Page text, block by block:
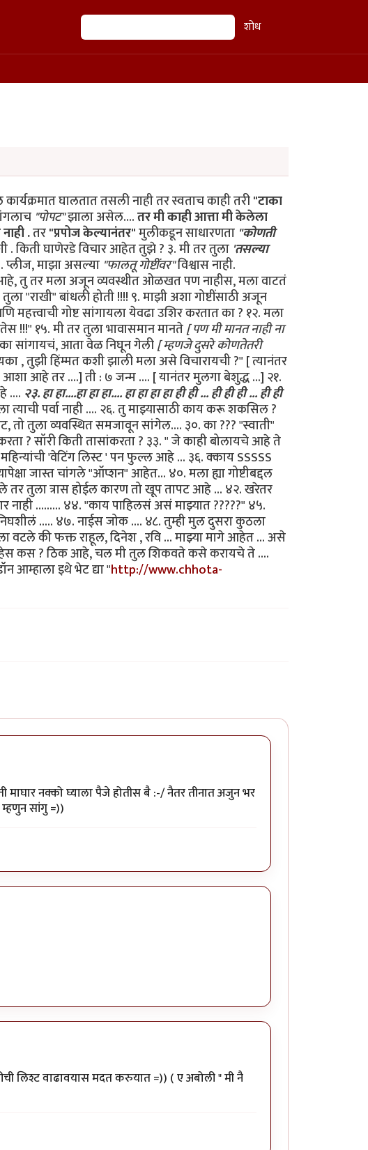
शोध शोध
घालतात तसली नाही तर स्वताच काही तरी"टाका
"पोपट"झाला असेल....तर मी काही आत्ता मी केलेला
.तर"प्रपोज केल्यानंतर"मुलीकडून साधारणता "कोणती
. किती घाणेरडे विचार आहेत तुझे ? ३. मी तर तुला 'तसल्या
माझा असल्या "फालतू गोष्टींवर"विश्वास नाही.
तु तर मला अजून व्यवस्थीत ओळखत पण नाहीस, मला वाटतं
"राखी" बांधली होती !!!! ९. माझी अशा गोष्टींसाठी अजून
महत्त्वाची गोष्ट सांगायला येवढा उशिर करतात का ? १२. मला
!!!" १५. मी तर तुला भावासमान मानते[ पण मी मानत नाही ना
सांगायचं, आता वेळ निघून गेली[ म्हणजे दुसरे कोणतेतरी
, तुझी हिंम्मत कशी झाली मला असे विचारायची ?" [ त्यानंतर
आहे तर ....] ती : ७ जन्म .... [ यानंतर मुलगा बेशुद्ध ...] २१.
.... २३. हा हा....हा हा हा.... हा हा हा हा ही ही ... ही ही ही ... ही ही
त्याची पर्वा नाही .... २६. तु माझ्यासाठी काय करू शकसिल ?
तो तुला व्यवस्थित समजावून सांगेल.... ३०. का ??? "स्वाती"
? सॉरी किती तासांकरता ? ३३. " जे काही बोलायचे आहे ते
'वेटिंग लिस्ट ' पन फुल्ल आहे ... ३६. क्काय SSSSS
जास्त चांगले "ऑप्शन" आहेत... ४०. मला ह्या गोष्टीबद्दल
तर तुला त्रास होईल कारण तो खूप तापट आहे ... ४२. खरेतर
......... ४४. "काय पाहिलसं असं माझ्यात ?????" ४५.
..... ४७. नाईस जोक .... ४८. तुम्ही मुल दुसरा कुठला
की फक्त राहूल, दिनेश , रवि ... माझ्या मागे आहेत ... असे
आहेस कस ? ठिक आहे, चल मी तुल शिकवते कसे करायचे ते ....
आम्हाला इथे भेट द्या "http://www.chhota-
माघार नक्को घ्याला पैजे होतीस बै :-/ नैतर तीनात अजुन भर
सांगु =))
लिश्ट वाढावयास मदत करुयात =)) ( ए अबोली " मी नै